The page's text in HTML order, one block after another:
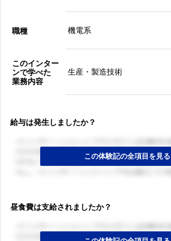
職種 機電系
このインター
ンで学べた
業務内容
生産・製造技術
給与は発生しましたか？
昼食費は支給されましたか？